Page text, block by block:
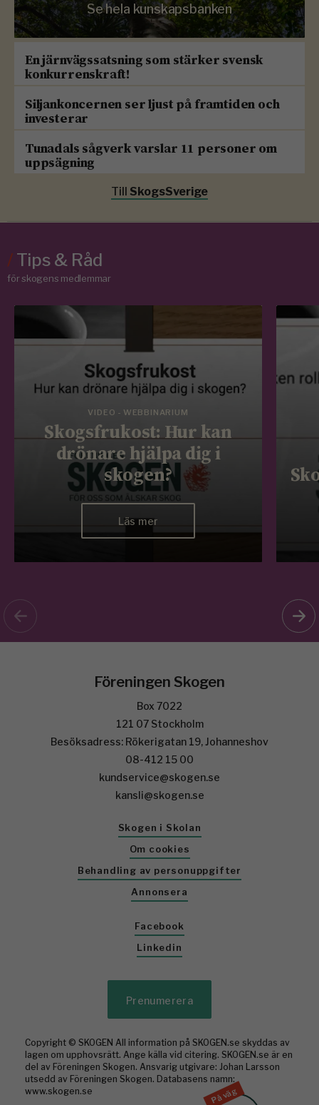
Se hela kunskapsbanken
En järnvägssatsning som stärker svensk
konkurrenskraft!
Siljankoncernen ser ljust på framtiden och
investerar
Tunadals sågverk varslar 11 personer om
uppsägning
Till SkogsSverige
/Tips & Råd
för skogens medlemmar
VIDEO - WEBBINARIUM
Skogsfrukost: Hur kan
drönare hjälpa dig i
skogen?
Läs mer
På väg
Föreningen Skogen
Box 7022
121 07 Stockholm
Besöksadress: Rökerigatan 19, Johanneshov
08-412 15 00
kundservice@skogen.se
kansli@skogen.se
Skogen i Skolan
Om cookies
Behandling av personuppgifter
Annonsera
Facebook
Linkedin
Prenumerera
Copyright © SKOGEN All information på SKOGEN.se skyddas av
lagen om upphovsrätt. Ange källa vid citering. SKOGEN.se är en
del av Föreningen Skogen. Ansvarig utgivare: Johan Larsson
utsedd av Föreningen Skogen. Databasens namn:
www.skogen.se